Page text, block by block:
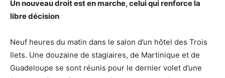
Un nouveau droit est en marche, celui qui renforce la
libre décision
Neuf heures du matin dans le salon d’un hôtel des Trois
Ilets. Une douzaine de stagiaires, de Martinique et de
Guadeloupe se sont réunis pour le dernier volet d’une